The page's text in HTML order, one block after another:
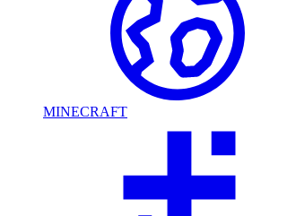
MINECRAFT